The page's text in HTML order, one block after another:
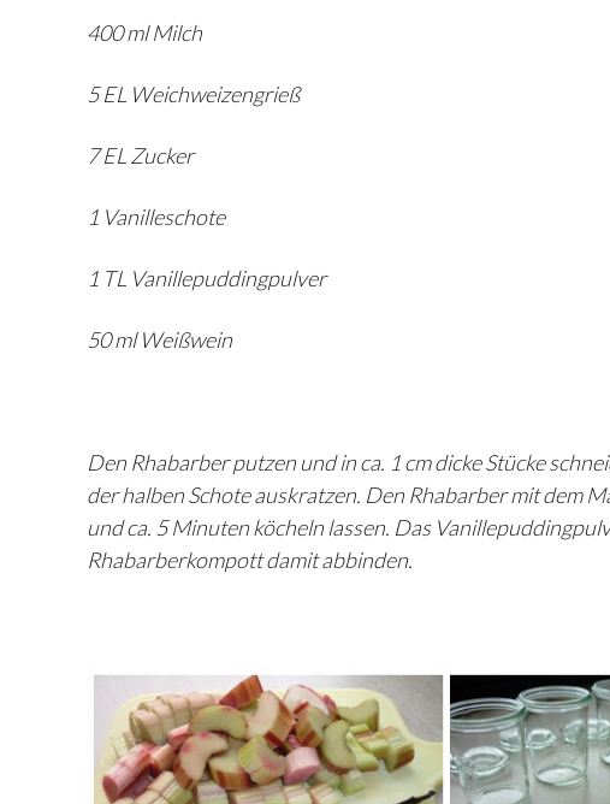
400 ml Milch
5 EL Weichweizengrieß
7 EL Zucker
1 Vanilleschote
1 TL Vanillepuddingpulver
50 ml Weißwein
Den Rhabarber putzen und in ca. 1 cm dicke Stücke
der halben Schote auskratzen. Den Rhabarber mit dem
und ca. 5 Minuten köcheln lassen. Das
Rhabarberkompott damit abbinden.